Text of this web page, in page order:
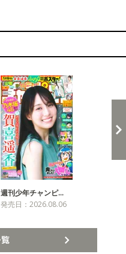
週刊少年チャンピ…
発売日：2026.08.06